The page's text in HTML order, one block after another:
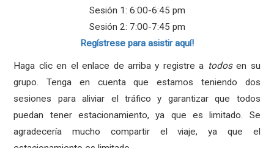
Sesión 1: 6:00-6:45 pm
Sesión 2: 7:00-7:45 pm
Regístrese para asistir aquí!
Haga clic en el enlace de arriba y registre a todosen su
grupo.
Tenga en cuenta que estamos teniendo dos
sesiones para aliviar el tráfico y garantizar que todos
puedan tener estacionamiento, ya que es limitado. Se
agradecería mucho compartir el viaje, ya que el